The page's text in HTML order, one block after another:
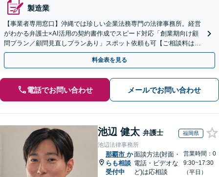
製造業
【事業者専用窓口】沖縄では珍しい企業法務専門の法律事務所。経営
がわかる弁護士×AI活用の契約書作成でスピード対応「創業期向け顧
問プラン／顧問見直しプランあり」スポット依頼も可【ご相談料はご
依頼時に着手金へ充当／休日・夜間相談可】
料金表を見る
電話でお問い合わせ メールでお問い合わせ
池辺 健太 弁護士 福岡県
池辺法律事務所
那覇市 か
らも相談
受付中
面談方法(対面・
電話・ビデオな
ど)は応相談
営業時間：0
9:30~17:30
（平日）